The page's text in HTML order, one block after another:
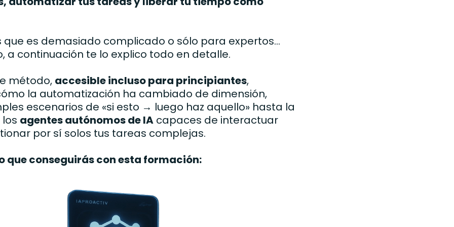
que es demasiado complicado o sólo para expertos...
a continuación te lo explico todo en detalle.
método, accesible incluso para principiantes,
la automatización ha cambiado de dimensión,
escenarios de «si esto → luego haz aquello» hasta la
agentes autónomos de IA capaces de interactuar
por sí solos tus tareas complejas.
que conseguirás con esta formación: